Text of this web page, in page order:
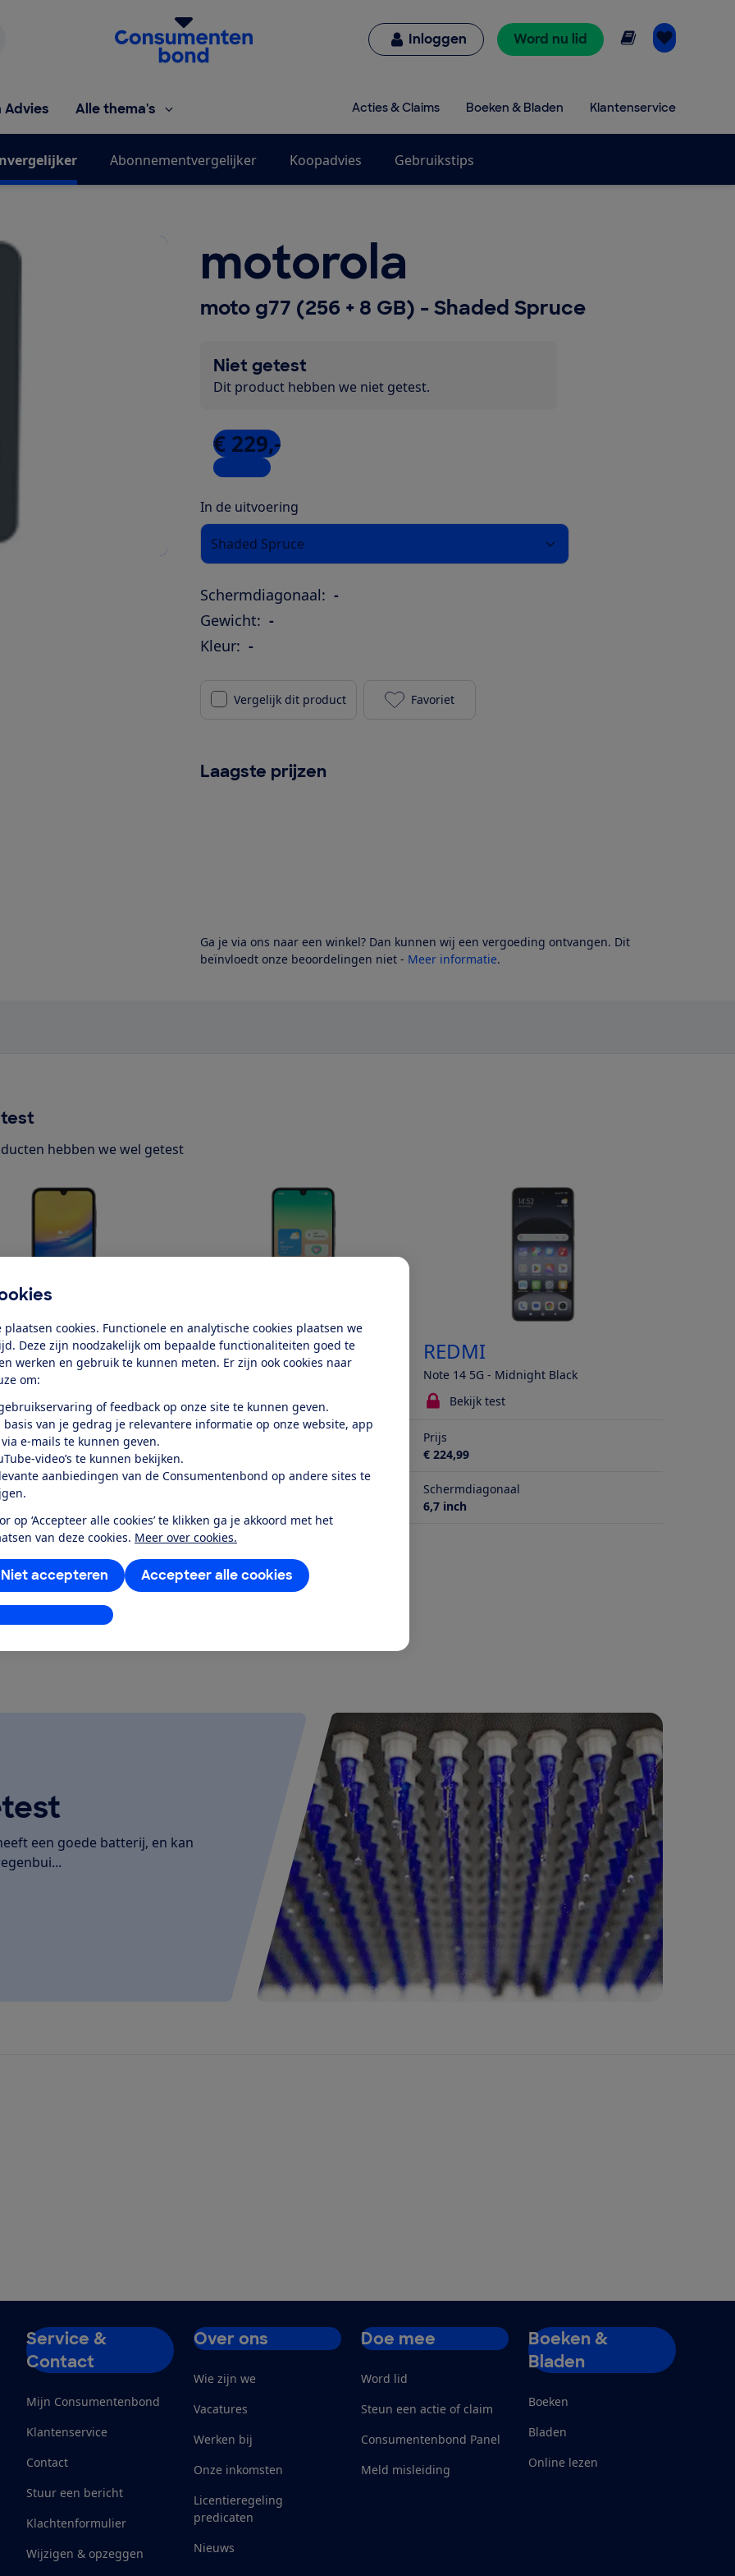
plaatsen cookies. Functionele en analytische cookies plaatsen we
Deze zijn noodzakelijk om bepaalde functionaliteiten goed te
werken en gebruik te kunnen meten. Er zijn ook cookies naar
om:
of feedback op onze site te kunnen geven.
basis van je gedrag je relevantere informatie op onze website, app
e-mails te kunnen geven.
video’s te kunnen bekijken.
aanbiedingen van de Consumentenbond op andere sites te
op ‘Accepteer alle cookies’ te klikken ga je akkoord met het
van deze cookies. Meer over cookies.
Accepteer alle cookies
Niet accepteren
aanpassen
Homepage van de Consumentenbond
Inloggen Word nu lid Online lezen
Advies Alle thema's Acties & Claims Boeken & Bladen Klantenservice
Abonnementvergelijker Koopadvies Gebruikstips
motorola
moto g77 (256 + 8 GB) - Shaded Spruce
Niet getest
Dit product hebben we niet getest.
€ 229,-
3 winkels
In de uitvoering
Shaded Spruce
Schermdiagonaal: -
Gewicht: -
Kleur: -
Vergelijk dit product motorola moto g77 (256 + 8 GB) - Shaded Spruce
Favoriet
Laagste prijzen
Ga je via ons naar een winkel? Dan kunnen wij een vergoeding ontvangen. Dit
beïnvloedt onze beoordelingen niet - Meer informatie.
hebben we wel getest
5G - Blue Black
Samsung
Galaxy A26 5G (128 GB) - Black
REDMI
Note 14 5G - Midnight Black
test
Bekijk test Bekijk test
Prijs
€ 224,99
Schermdiagonaal
Schermdiagonaal
6,7 inch
alle geteste producten
een goede batterij, en kan
Service &
Contact
Mijn Consumentenbond
Klantenservice
Contact
Stuur een bericht
Klachtenformulier
Wijzigen & opzeggen
Over ons
Wie zijn we
Vacatures
Werken bij
Onze inkomsten
Licentieregeling
predicaten
Nieuws
Doe mee
Word lid
Steun een actie of claim
Consumentenbond Panel
Meld misleiding
Boeken &
Bladen
Boeken
Bladen
Online lezen